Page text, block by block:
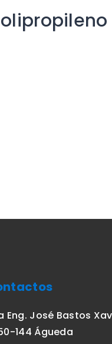
Eng. José Bastos
144 Águeda